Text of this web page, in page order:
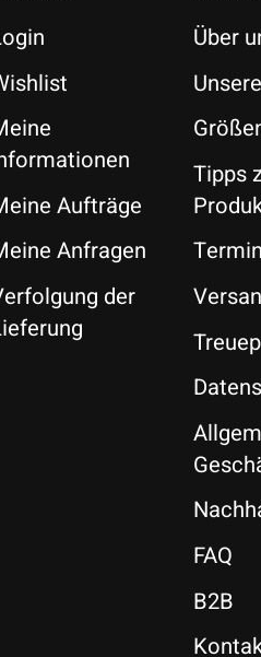
Aufträge
Anfragen
der
Über
Tipps
FAQ
B2B